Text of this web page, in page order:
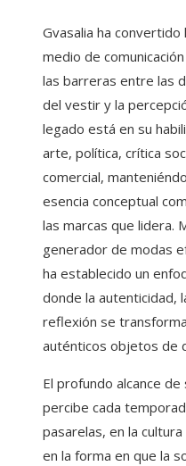
Gvasalia ha convertido
medio de
las barreras entre las
del vestir y la
legado está en su
arte, política, crítica
comercial,
esencia conceptual
las marcas que lidera.
generador de modas
ha establecido un
donde la autenticidad,
reflexión se
auténticos objetos de
El profundo alcance de
percibe cada
pasarelas, en la
en la forma en que la